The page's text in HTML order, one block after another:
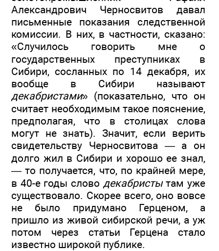
Александрович Черносвитов давал
письменные показания следственной
комиссии. В них, в частности, сказано:
«Случилось говорить мне о
государственных преступниках в
Сибири, сосланных по 14 декабря, их
вообще в Сибири называют
декабристами» (показательно, что он
считает необходимым такое пояснение,
предполагая, что в столицах слова
могут не знать). Значит, если верить
свидетельству Черносвитова — а он
долго жил в Сибири и хорошо ее знал,
— то получается, что, по крайней мере,
в 40-е годы слово декабристытам уже
существовало. Скорее всего, оно вовсе
не было придумано Герценом, а
пришло из живой сибирской речи, а уж
потом через статьи Герцена стало
известно широкой публике.